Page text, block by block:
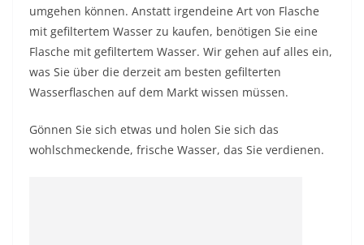
umgehen können. Anstatt irgendeine Art von Flasche
mit gefiltertem Wasser zu kaufen, benötigen Sie eine
Flasche mit gefiltertem Wasser. Wir gehen auf alles ein,
was Sie über die derzeit am besten gefilterten
Wasserflaschen auf dem Markt wissen müssen.
Gönnen Sie sich etwas und holen Sie sich das
wohlschmeckende, frische Wasser, das Sie verdienen.